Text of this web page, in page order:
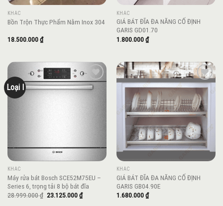
KHÁC
Bồn Trộn Thực Phẩm Nằm Inox 304
18.500.000₫
KHÁC
GIÁ BÁT ĐĨA ĐA NĂNG CỐ ĐỊNH
GARIS GD01.70
1.800.000₫
Loại I
Add to
KHÁC
Máy rửa bát Bosch SCE52M75EU –
Series 6, trọng tải 8 bộ bát đĩa
28.999.000₫ Giá
23.125.000₫Giá
hiện
Add to
wishlist
KHÁC
GIÁ BÁT ĐĨA ĐA NĂNG CỐ ĐỊNH
GARIS GB04.90E
1.680.000₫